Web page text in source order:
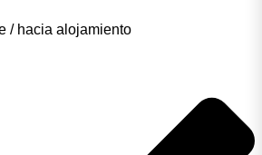
/ hacia alojamiento